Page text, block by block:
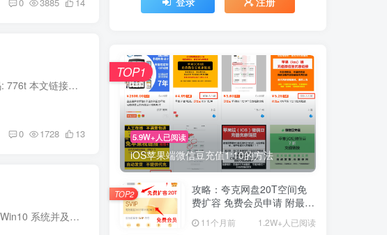
资源介绍 剧本杀热门本120本免费分享 资源下载 下载地址：点击下载 提取码: 776t 本文链接：https://www.pmtime.work/503.html
0 1728 13
12306Bypass 是一款安全可靠的电脑端自动抢票软件，兼容性好，建议使用 Win10 系统并及时更新版本。它不含广告、推广、病毒和隐私信息收集，并接受各方技术评测。12306Bypass 拥有自动识别验证...
5.9W+人已阅读
iOS苹果端微信豆充值1:10的方法
TOP1
攻略：夸克网盘20T空间免
费扩容 免费会员申请 附最新
申请步骤和技巧
11个月前 1.2W+人已阅读
TOP2